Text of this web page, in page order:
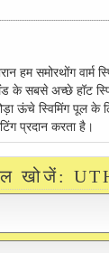
हम समोरथोंग
के सबसे अच्छे हॉट
ऊंचे स्विमिंग पूल के
प्रदान करता है।
खोजें: